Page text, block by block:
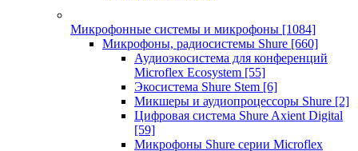
Микрофонные системы и микрофоны [1084]
Микрофоны, радиосистемы Shure [660]
Аудиоэкосистема для конференций
Microflex Ecosystem [55]
Экосистема Shure Stem [6]
Микшеры и аудиопроцессоры Shure [2]
Цифровая система Shure Axient Digital
[59]
Микрофоны Shure серии Microflex